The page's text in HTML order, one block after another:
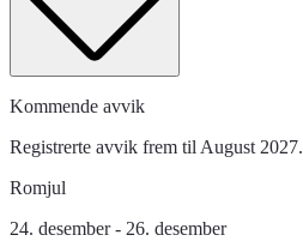
Kommende avvik
Registrerte avvik frem til August 2027.
Romjul
24. desember - 26. desember